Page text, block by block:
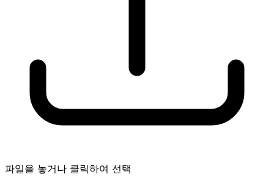
파일을 놓거나 클릭하여 선택